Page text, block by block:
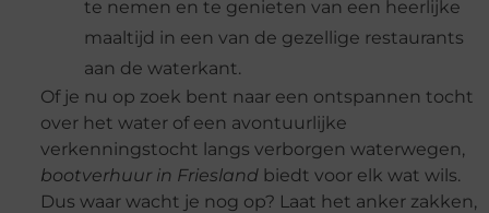
te nemen en te genieten van een heerlijke
maaltijd in een van de gezellige restaurants
aan de waterkant.
Of je nu op zoek bent naar een ontspannen tocht
over het water of een avontuurlijke
verkenningstocht langs verborgen waterwegen,
bootverhuur in Frieslandbiedt voor elk wat wils.
Dus waar wacht je nog op? Laat het anker zakken,